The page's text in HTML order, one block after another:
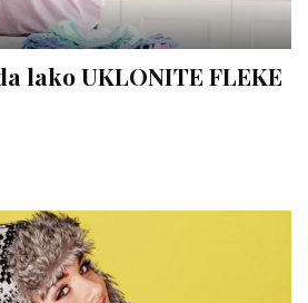
lako UKLONITE FLEKE